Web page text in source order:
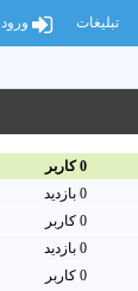
تبلیغات ورود
0کاربر
0بازدید
0 کاربر
0 بازدید
0 کاربر